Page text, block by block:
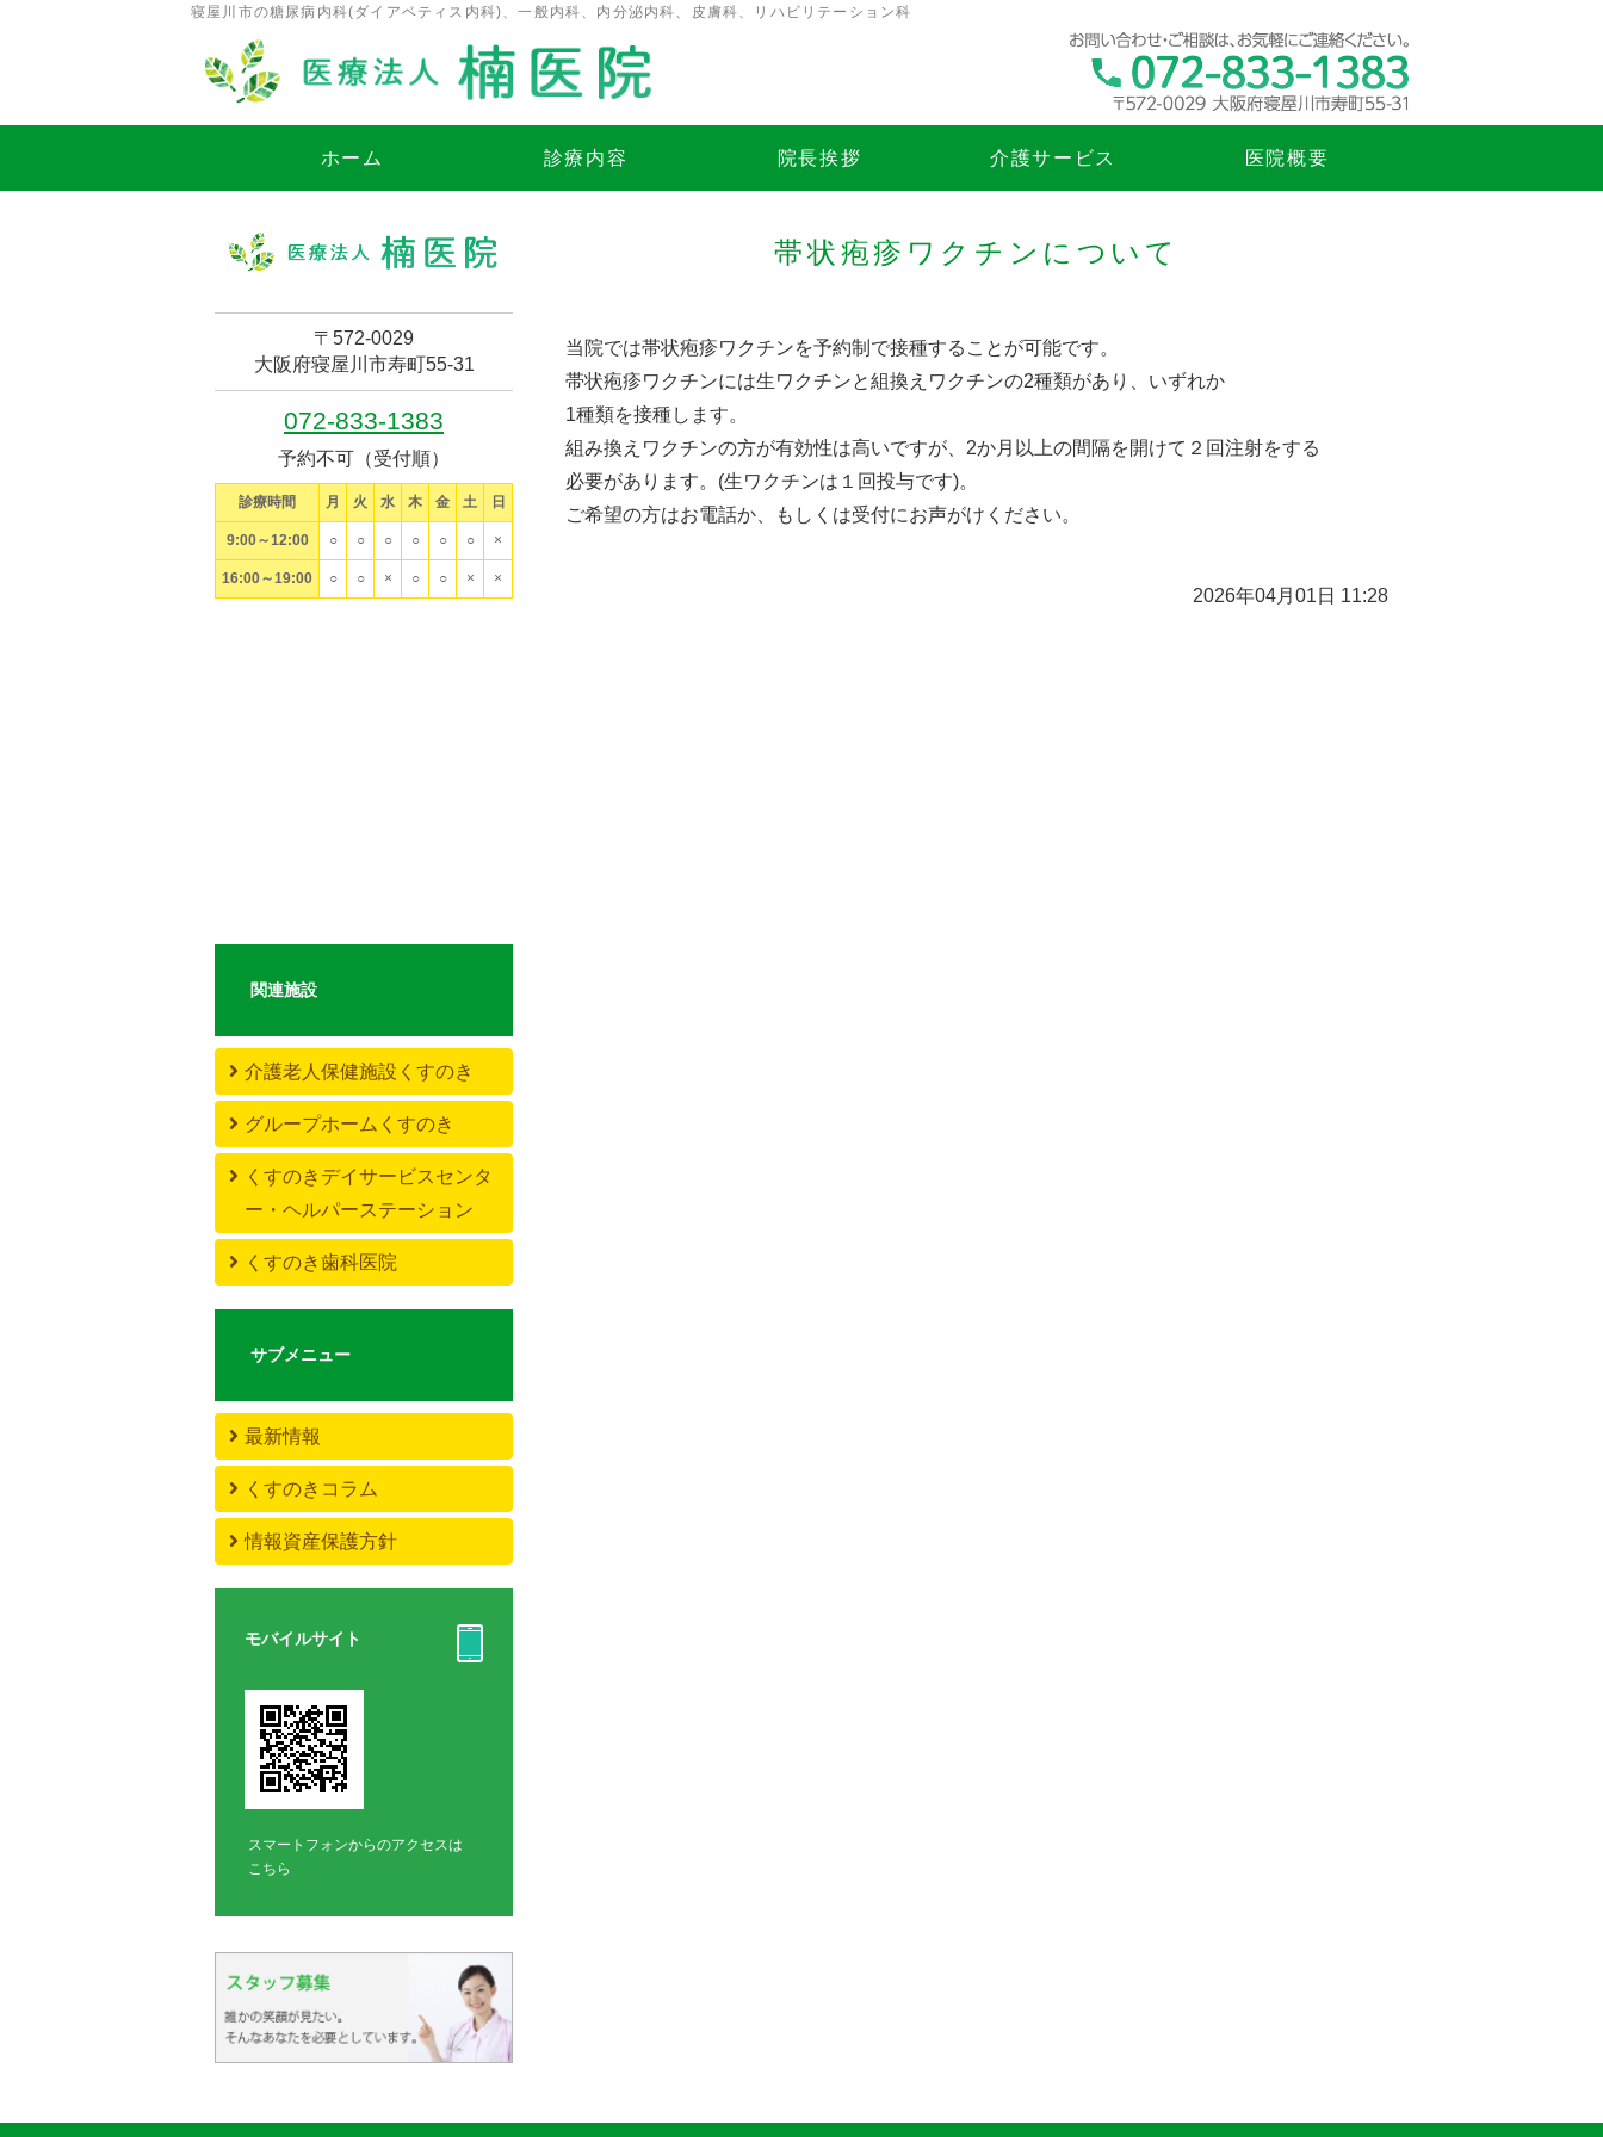
医療法人楠医院｜大阪府寝屋川市寿町｜糖尿病内科、一
寝屋川市の糖尿病内科(ダイアベティス内科)、一般内科、内分泌内科、皮膚科、リハビリテーション科
ホーム 診療内容 院長挨拶 介護サービス 医院概要
帯状疱疹ワクチンについて
当院では帯状疱疹ワクチンを予約制で接種することが可能です。
帯状疱疹ワクチンには生ワクチンと組換えワクチンの2種類があり、いずれか
1種類を接種します。
組み換えワクチンの方が有効性は高いですが、2か月以上の間隔を開けて２回注射をする
必要があります。(生ワクチンは１回投与です)。
ご希望の方はお電話か、もしくは受付にお声がけください。
2026年04月01日 11:28
〒572-0029
大阪府寝屋川市寿町55-31
072-833-1383
予約不可（受付順）
診療時間 月 火 水 木 金 土 日
9:00～12:00 ○ ○ ○ ○ ○ ○ ×
16:00～19:00 ○ ○ × ○ ○ × ×
関連施設
介護老人保健施設くすのき
グループホームくすのき
くすのきデイサービスセンタ
ー・ヘルパーステーション
くすのき歯科医院
サブメニュー
最新情報
くすのきコラム
情報資産保護方針
モバイルサイト
スマートフォンからのアクセスは
こちら